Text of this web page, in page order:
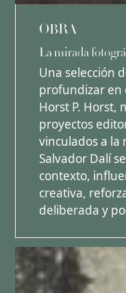
OBRA
La mirada
Una selección
profundizar en
Horst P. Horst,
proyectos
vinculados a la
Salvador Dalí
contexto,
creativa,
deliberada y